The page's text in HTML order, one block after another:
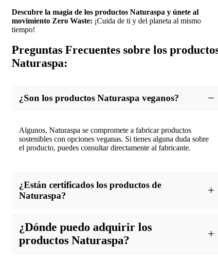
Descubre la magia de los productos Naturaspa y únete al
movimiento Zero Waste: ¡Cuida de ti y del planeta al mismo
tiempo!
Preguntas Frecuentes sobre los
Naturaspa:
¿Son los productos Naturaspa veganos?
Algunos, Naturaspa se compromete a fabricar productos
sostenibles con opciones veganas. Si tienes alguna duda sobre
el producto, puedes consultar directamente al fabricante.
¿Están certificados los productos de
Naturaspa?
Sí, muchos de los productos de Naturaspa cuentan con
certificaciones eco-friendly que garantizan su calidad y respeto
por el medio ambiente. Están certificadas por Ecocert Cosmos
Organic.
¿Dónde puedo adquirir los
productos Naturaspa?